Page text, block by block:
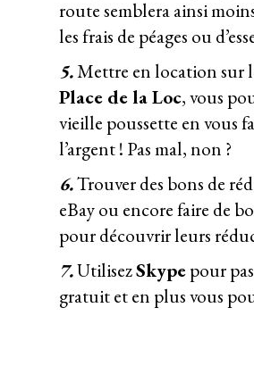
route semblera ainsi
les frais de péages ou
5.Mettre en location sur
Place de la Loc, vous
vieille poussette en vous
l’argent ! Pas mal, non ?
6.Trouver des bons de
eBay ou encore faire de
pour découvrir leurs
7.UtilisezSkypepour
gratuit et en plus vous